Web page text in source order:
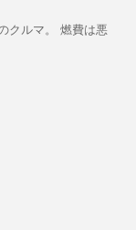
クルマ。 燃費は悪